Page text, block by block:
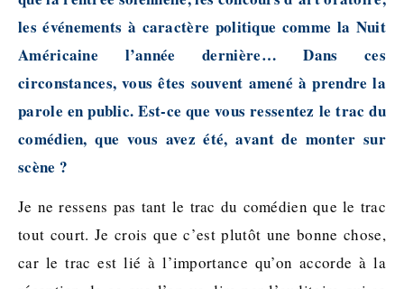
les événements à caractère politique comme la Nuit
Américaine l’année dernière… Dans ces
circonstances, vous êtes souvent amené à prendre la
parole en public. Est-ce que vous ressentez le trac du
comédien, que vous avez été, avant de monter sur
scène ?
Je ne ressens pas tant le trac du comédien que le trac
tout court. Je crois que c’est plutôt une bonne chose,
car le trac est lié à l’importance qu’on accorde à la